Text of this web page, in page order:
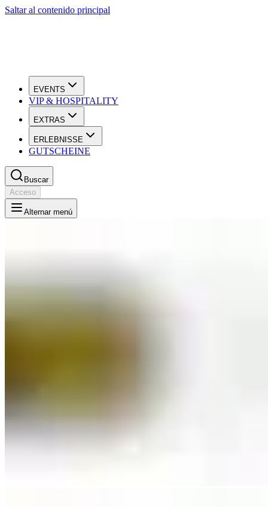
Saltar al contenido principal
EVENTS
VIP & HOSPITALITY
EXTRAS
ERLEBNISSE
GUTSCHEINE
Buscar
Acceso
Alternar menú